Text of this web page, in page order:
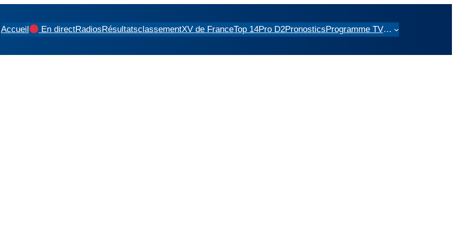
Accueil En directRadiosRésultatsclassementXV de FranceTop 14Pro D2PronosticsProgramme TV…